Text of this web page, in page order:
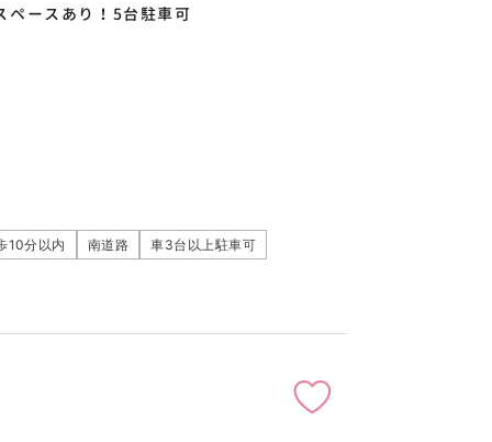
ースあり！5台駐車可
10分以内 南道路 車3台以上駐車可